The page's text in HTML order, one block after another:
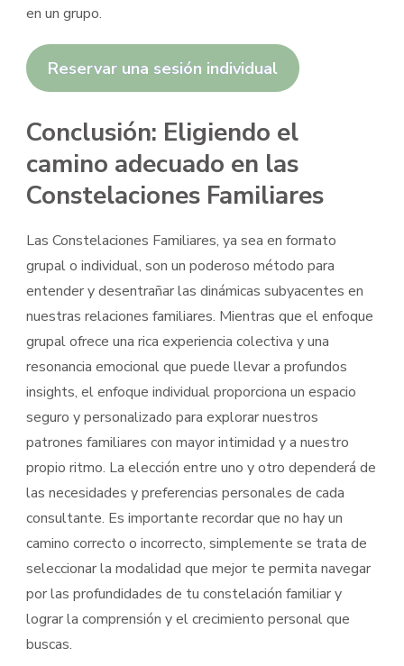
en un grupo.
Reservar una sesión individual
Conclusión: Eligiendo el
camino adecuado en las
Constelaciones Familiares
Las Constelaciones Familiares, ya sea en formato
grupal o individual, son un poderoso método para
entender y desentrañar las dinámicas subyacentes en
nuestras relaciones familiares. Mientras que el enfoque
grupal ofrece una rica experiencia colectiva y una
resonancia emocional que puede llevar a profundos
insights, el enfoque individual proporciona un espacio
seguro y personalizado para explorar nuestros
patrones familiares con mayor intimidad y a nuestro
propio ritmo. La elección entre uno y otro dependerá de
las necesidades y preferencias personales de cada
consultante. Es importante recordar que no hay un
camino correcto o incorrecto, simplemente se trata de
seleccionar la modalidad que mejor te permita navegar
por las profundidades de tu constelación familiar y
lograr la comprensión y el crecimiento personal que
buscas.